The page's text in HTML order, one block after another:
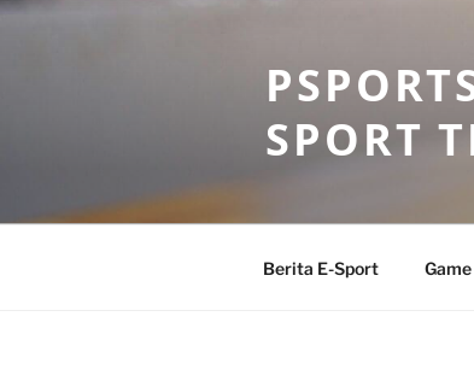
Skip
SPORT
Berita E-Sport